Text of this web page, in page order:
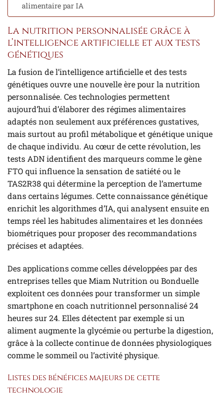
alimentaire par IA
La nutrition personnalisée grâce à
l’intelligence artificielle et aux tests
génétiques
La fusion de l’intelligence artificielle et des tests
génétiques ouvre une nouvelle ère pour la nutrition
personnalisée. Ces technologies permettent
aujourd’hui d’élaborer des régimes alimentaires
adaptés non seulement aux préférences gustatives,
mais surtout au profil métabolique et génétique unique
de chaque individu. Au cœur de cette révolution, les
tests ADN identifient des marqueurs comme le gène
FTO qui influence la sensation de satiété ou le
TAS2R38 qui détermine la perception de l’amertume
dans certains légumes. Cette connaissance génétique
enrichit les algorithmes d’IA, qui analysent ensuite en
temps réel les habitudes alimentaires et les données
biométriques pour proposer des recommandations
précises et adaptées.
Des applications comme celles développées par des
entreprises telles que Miam Nutrition ou Bonduelle
exploitent ces données pour transformer un simple
smartphone en coach nutritionnel personnalisé 24
heures sur 24. Elles détectent par exemple si un
aliment augmente la glycémie ou perturbe la digestion,
grâce à la collecte continue de données physiologiques
comme le sommeil ou l’activité physique.
Listes des bénéfices majeurs de cette
technologie